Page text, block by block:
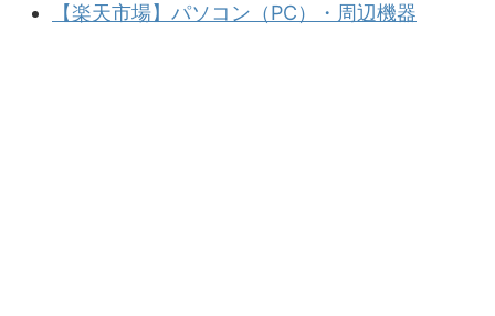
【楽天市場】パソコン（PC）・周辺機器